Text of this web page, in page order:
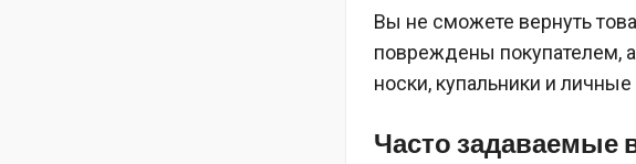
Вы не сможете вернуть
повреждены покупателем,
носки, купальники и
Часто задаваемые